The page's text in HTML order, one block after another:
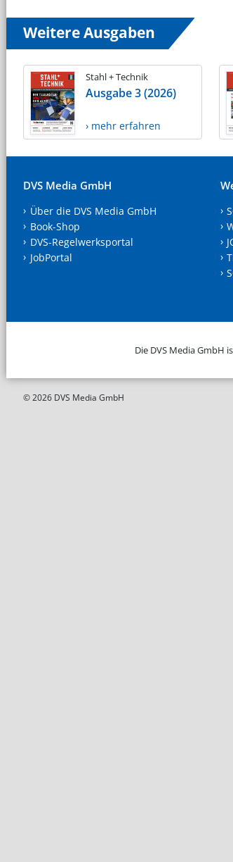
Weitere Ausgaben
Stahl + Technik
Ausgabe 3 (2026)
› mehr erfahren
DVS Media GmbH
Über die DVS Media GmbH
Book-Shop
DVS-Regelwerksportal
JobPortal
Die DVS Media GmbH
© 2026 DVS Media GmbH